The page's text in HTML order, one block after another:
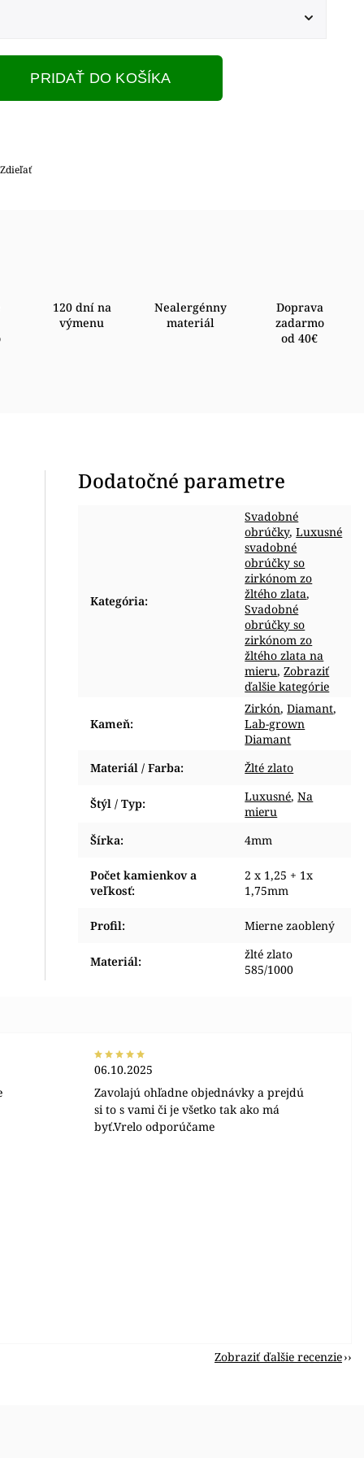
PRIDAŤ DO KOŠÍKA
Zdieľať
120 dní na
výmenu
Nealergénny
materiál
Doprava
zadarmo
od 40€
Dodatočné parametre
Kategória:
Svadobné
obrúčky,Luxusné
svadobné
obrúčky so
zirkónom zo
žltého zlata,
Svadobné
obrúčky so
zirkónom zo
žltého zlata na
mieru,Zobraziť
ďalšie kategórie
Kameň:
Zirkón,Diamant,
Lab-grown
Diamant
Materiál / Farba: Žlté zlato
Štýl / Typ: Luxusné,Na
mieru
Šírka: 4mm
Počet kamienkov a
veľkosť:
2 x 1,25 + 1x
1,75mm
Profil: Mierne zaoblený
Materiál:
žlté zlato
585/1000
06.10.2025
Zavolajú ohľadne objednávky a prejdú
si to s vami či je všetko tak ako má
byť.Vrelo odporúčame
Zobraziť ďalšie recenzie